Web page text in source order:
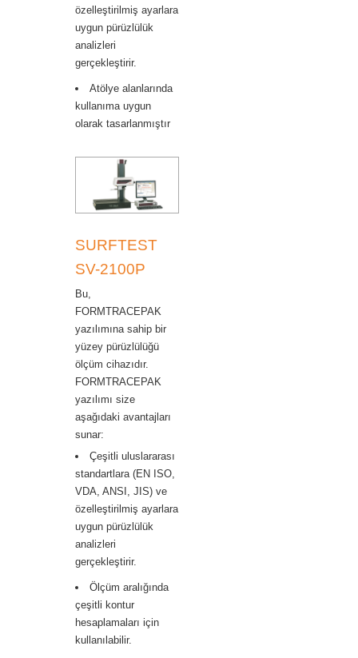
özelleştirilmiş ayarlara
uygun pürüzlülük
analizleri
gerçekleştirir.
Atölye alanlarında
kullanıma uygun
olarak tasarlanmıştır
SURFTEST
SV-2100P
Bu,
FORMTRACEPAK
yazılımına sahip bir
yüzey pürüzlülüğü
ölçüm cihazıdır.
FORMTRACEPAK
yazılımı size
aşağıdaki avantajları
sunar:
Çeşitli uluslararası
standartlara (EN ISO,
VDA, ANSI, JIS) ve
özelleştirilmiş ayarlara
uygun pürüzlülük
analizleri
gerçekleştirir.
Ölçüm aralığında
çeşitli kontur
hesaplamaları için
kullanılabilir.